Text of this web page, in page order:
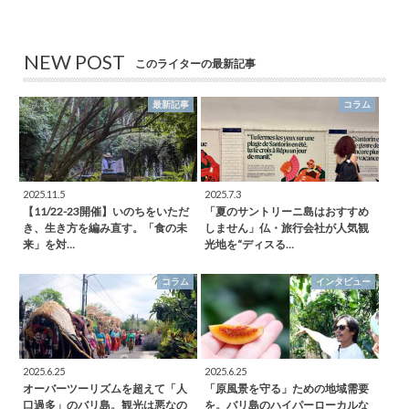
NEW POST このライターの最新記事
最新記事
2025.11.5
【11/22-23開催】いのちをいただ
き、生き方を編み直す。「食の未
来」を対…
コラム
2025.7.3
「夏のサントリーニ島はおすすめ
しません」仏・旅行会社が人気観
光地を“ディスる…
コラム
2025.6.25
オーバーツーリズムを超えて「人
口過多」のバリ島。観光は悪なの
インタビュー
2025.6.25
「原風景を守る」ための地域需要
を。バリ島のハイパーローカルな